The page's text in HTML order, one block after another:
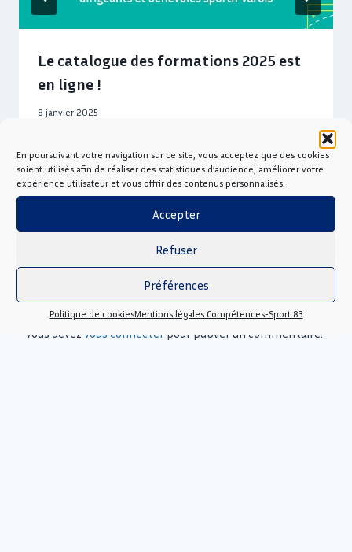
En poursuivant votre navigation sur ce site, vous acceptez que des cookies
soient utilisés afin de réaliser des statistiques d’audience, améliorer votre
expérience utilisateur et vous offrir des contenus personnalisés.
Accepter
Refuser
Préférences
Politique de cookiesMentions légales Compétences-Sport 83
Le catalogue des formations 2025 est
en ligne !
8 janvier 2025
Laisser un commentaire
Vous devez vous connecter pour publier un commentaire.